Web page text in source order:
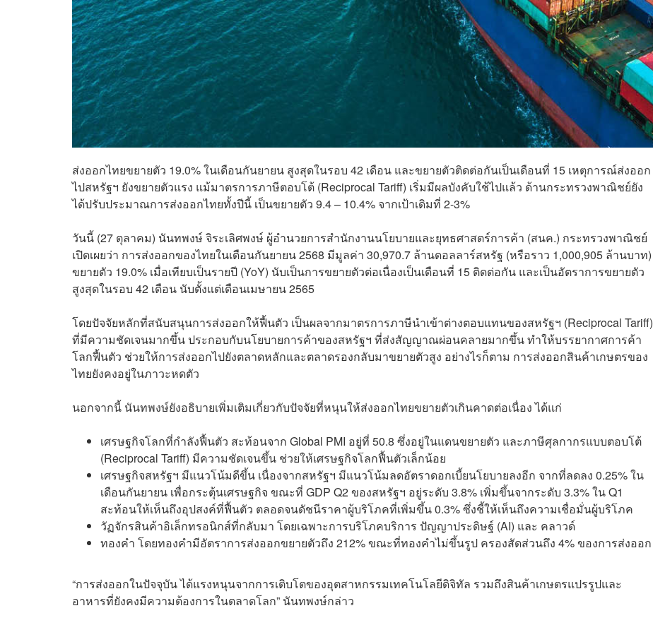
ส่งออกไทยขยายตัว 19.0% ในเดือนกันยายน สูงสุดในรอบ 42 เดือน และขยายตัวติดต่อกันเป็นเดือนที่ 15 เหตุการณ์ส่งออก
ไปสหรัฐฯ ยังขยายตัวแรง แม้มาตรการภาษีตอบโต้ (Reciprocal Tariff) เริ่มมีผลบังคับใช้ไปแล้ว ด้านกระทรวงพาณิชย์ยัง
ได้ปรับประมาณการส่งออกไทยทั้งปีนี้ เป็นขยายตัว 9.4 – 10.4% จากเป้าเดิมที่ 2-3%
วันนี้ (27 ตุลาคม) นันทพงษ์ จิระเลิศพงษ์ ผู้อำนวยการสำนักงานนโยบายและยุทธศาสตร์การค้า (สนค.) กระทรวงพาณิชย์
เปิดเผยว่า การส่งออกของไทยในเดือนกันยายน 2568 มีมูลค่า 30,970.7 ล้านดอลลาร์สหรัฐ (หรือราว 1,000,905 ล้านบาท)
ขยายตัว 19.0% เมื่อเทียบเป็นรายปี (YoY) นับเป็นการขยายตัวต่อเนื่องเป็นเดือนที่ 15 ติดต่อกัน และเป็นอัตราการขยายตัว
สูงสุดในรอบ 42 เดือน นับตั้งแต่เดือนเมษายน 2565
โดยปัจจัยหลักที่สนับสนุนการส่งออกให้ฟื้นตัว เป็นผลจากมาตรการภาษีนำเข้าต่างตอบแทนของสหรัฐฯ (Reciprocal Tariff)
ที่มีความชัดเจนมากขึ้น ประกอบกับนโยบายการค้าของสหรัฐฯ ที่ส่งสัญญาณผ่อนคลายมากขึ้น ทำให้บรรยากาศการค้า
โลกฟื้นตัว ช่วยให้การส่งออกไปยังตลาดหลักและตลาดรองกลับมาขยายตัวสูง อย่างไรก็ตาม การส่งออกสินค้าเกษตรของ
ไทยยังคงอยู่ในภาวะหดตัว
นอกจากนี้ นันทพงษ์ยังอธิบายเพิ่มเติมเกี่ยวกับปัจจัยที่หนุนให้ส่งออกไทยขยายตัวเกินคาดต่อเนื่อง ได้แก่
เศรษฐกิจโลกที่กำลังฟื้นตัว สะท้อนจาก Global PMI อยู่ที่ 50.8 ซึ่งอยู่ในแดนขยายตัว และภาษีศุลกากรแบบตอบโต้
(Reciprocal Tariff) มีความชัดเจนขึ้น ช่วยให้เศรษฐกิจโลกฟื้นตัวเล็กน้อย
เศรษฐกิจสหรัฐฯ มีแนวโน้มดีขึ้น เนื่องจากสหรัฐฯ มีแนวโน้มลดอัตราดอกเบี้ยนโยบายลงอีก จากที่ลดลง 0.25% ใน
เดือนกันยายน เพื่อกระตุ้นเศรษฐกิจ ขณะที่ GDP Q2 ของสหรัฐฯ อยู่ระดับ 3.8% เพิ่มขึ้นจากระดับ 3.3% ใน Q1
สะท้อนให้เห็นถึงอุปสงค์ที่ฟื้นตัว ตลอดจนดัชนีราคาผู้บริโภคที่เพิ่มขึ้น 0.3% ซึ่งชี้ให้เห็นถึงความเชื่อมั่นผู้บริโภค
วัฏจักรสินค้าอิเล็กทรอนิกส์ที่กลับมา โดยเฉพาะการบริโภคบริการ ปัญญาประดิษฐ์ (AI) และ คลาวด์
ทองคำ โดยทองคำมีอัตราการส่งออกขยายตัวถึง 212% ขณะที่ทองคำไม่ขึ้นรูป ครองสัดส่วนถึง 4% ของการส่งออก
“การส่งออกในปัจจุบัน ได้แรงหนุนจากการเติบโตของอุตสาหกรรมเทคโนโลยีดิจิทัล รวมถึงสินค้าเกษตรแปรรูปและ
อาหารที่ยังคงมีความต้องการในตลาดโลก” นันทพงษ์กล่าว